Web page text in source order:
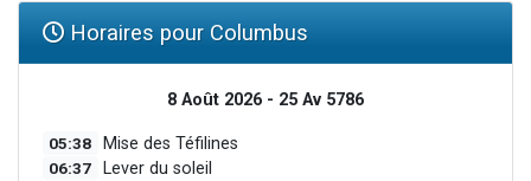
Horaires pour Columbus
8 Août 2026 - 25 Av 5786
05:38 Mise des Téfilines
06:37 Lever du soleil